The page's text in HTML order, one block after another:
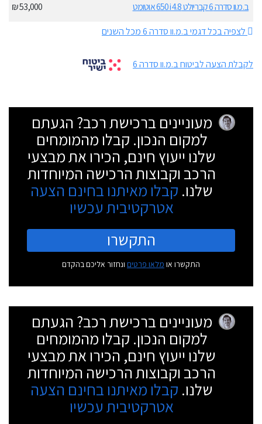
ב.מ.וו סדרה 6 קבריולט 650i 4.8 אוטומט
53,000 ₪
לצפיה בכל דגמי ב.מ.וו סדרה 6 מכל השנים
לקבלת הצעה לביטוח ב.מ.וו סדרה 6
מעוניינים ברכישת רכב? הגעתם
למקום הנכון. קבלו מהמומחים
שלנו ייעוץ חינם, הכירו את מבצעי
הרכב וקבוצות הרכישה המיוחדות
שלנו. קבלו מאיתנו בחינם הצעה
אטרקטיבית עכשיו
התקשרו
התקשרו או מלאו פרטים ונחזור אליכם בהקדם
מעוניינים ברכישת רכב? הגעתם
למקום הנכון. קבלו מהמומחים
שלנו ייעוץ חינם, הכירו את מבצעי
הרכב וקבוצות הרכישה המיוחדות
שלנו. קבלו מאיתנו בחינם הצעה
אטרקטיבית עכשיו